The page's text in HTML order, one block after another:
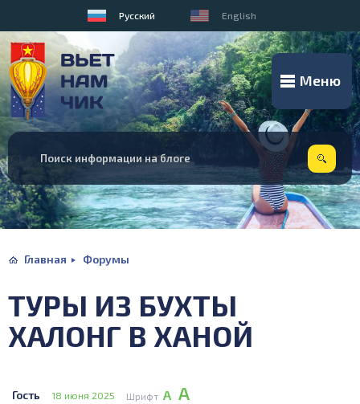
Русский English
Меню
Главная Форумы
ТУРЫ ИЗ БУХТЫ
ХАЛОНГ В ХАНОЙ
Гость 18 июня 2025 Шрифт А А